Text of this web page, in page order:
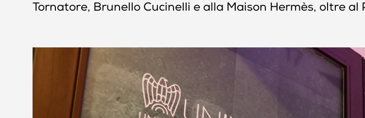
Tornatore, Brunello Cucinelli e alla Maison Hermès, oltre